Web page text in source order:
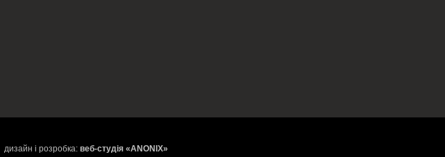
дизайн і розробка: веб-студія «ANONIX»